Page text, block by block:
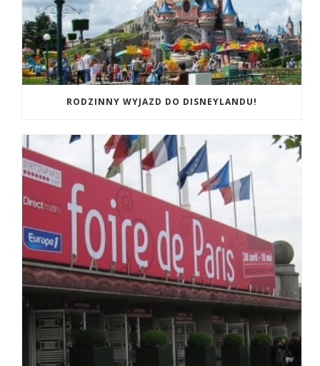
RODZINNY WYJAZD DO DISNEYLANDU!